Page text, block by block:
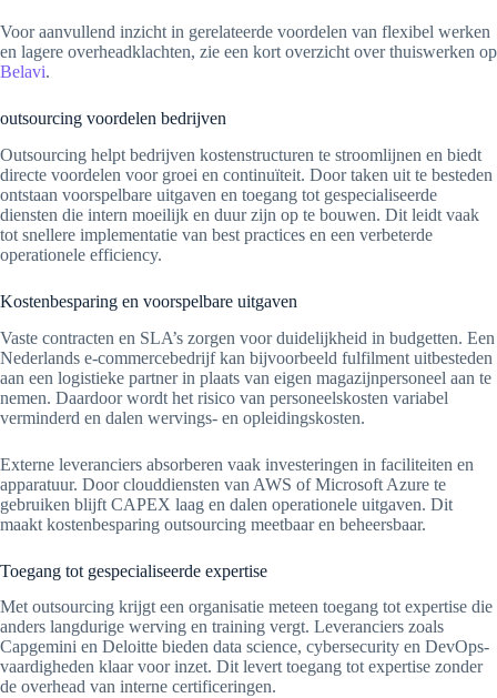
Voor aanvullend inzicht in gerelateerde voordelen van flexibel werken
en lagere overheadklachten, zie een kort overzicht over thuiswerken op
Belavi.
outsourcing voordelen bedrijven
Outsourcing helpt bedrijven kostenstructuren te stroomlijnen en biedt
directe voordelen voor groei en continuïteit. Door taken uit te besteden
ontstaan voorspelbare uitgaven en toegang tot gespecialiseerde
diensten die intern moeilijk en duur zijn op te bouwen. Dit leidt vaak
tot snellere implementatie van best practices en een verbeterde
operationele efficiency.
Kostenbesparing en voorspelbare uitgaven
Vaste contracten en SLA’s zorgen voor duidelijkheid in budgetten. Een
Nederlands e‑commercebedrijf kan bijvoorbeeld fulfilment uitbesteden
aan een logistieke partner in plaats van eigen magazijnpersoneel aan te
nemen. Daardoor wordt het risico van personeelskosten variabel
verminderd en dalen wervings- en opleidingskosten.
Externe leveranciers absorberen vaak investeringen in faciliteiten en
apparatuur. Door clouddiensten van AWS of Microsoft Azure te
gebruiken blijft CAPEX laag en dalen operationele uitgaven. Dit
maakt kostenbesparing outsourcing meetbaar en beheersbaar.
Toegang tot gespecialiseerde expertise
Met outsourcing krijgt een organisatie meteen toegang tot expertise die
anders langdurige werving en training vergt. Leveranciers zoals
Capgemini en Deloitte bieden data science, cybersecurity en DevOps-
vaardigheden klaar voor inzet. Dit levert toegang tot expertise zonder
de overhead van interne certificeringen.